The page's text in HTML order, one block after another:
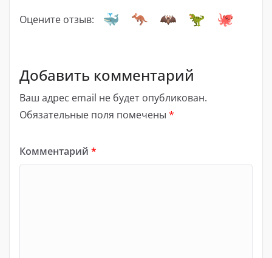
Оцените отзыв:
Добавить комментарий
Ваш адрес email не будет опубликован.
Обязательные поля помечены *
Комментарий *